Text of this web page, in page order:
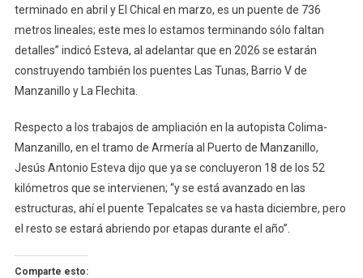
terminado en abril y El Chical en marzo, es un puente de 736
metros lineales; este mes lo estamos terminando sólo faltan
detalles” indicó Esteva, al adelantar que en 2026 se estarán
construyendo también los puentes Las Tunas, Barrio V de
Manzanillo y La Flechita.
Respecto a los trabajos de ampliación en la autopista Colima-
Manzanillo, en el tramo de Armería al Puerto de Manzanillo,
Jesús Antonio Esteva dijo que ya se concluyeron 18 de los 52
kilómetros que se intervienen; “y se está avanzado en las
estructuras, ahí el puente Tepalcates se va hasta diciembre, pero
el resto se estará abriendo por etapas durante el año”.
Comparte esto: